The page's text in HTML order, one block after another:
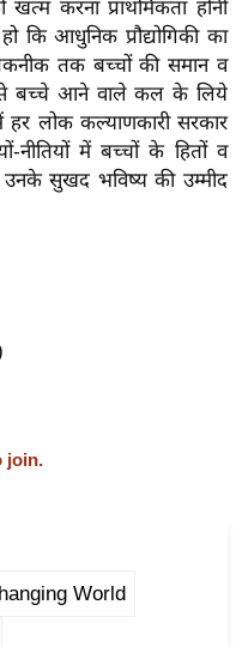
करना प्राथमिकता होनी
कि आधुनिक प्रौद्योगिकी का
तक बच्चों की समान व
से बच्चे आने वाले कल के लिये
हर लोक कल्याणकारी सरकार
नीतियों में बच्चों के हितों व
उनके सुखद भविष्य की उम्मीद
join.
World